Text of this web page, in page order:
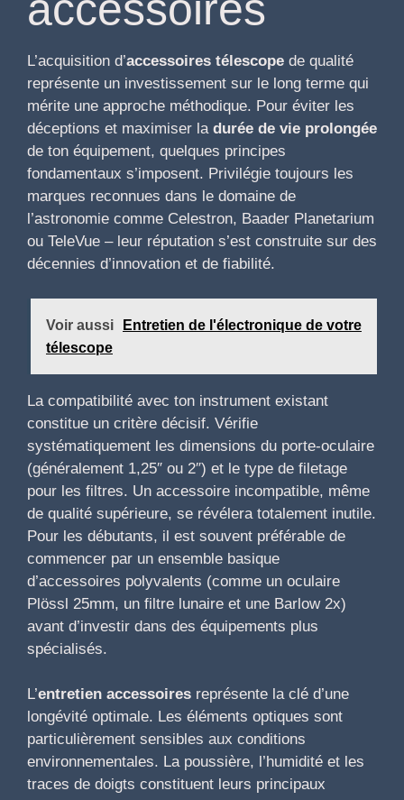
L’acquisition d’accessoires télescope de qualité
représente un investissement sur le long terme qui
mérite une approche méthodique. Pour éviter les
déceptions et maximiser la durée de vie prolongée
de ton équipement, quelques principes
fondamentaux s’imposent. Privilégie toujours les
marques reconnues dans le domaine de
l’astronomie comme Celestron, Baader Planetarium
ou TeleVue – leur réputation s’est construite sur des
décennies d’innovation et de fiabilité.
Voir aussi
Entretien de l'électronique de votre
télescope
La compatibilité avec ton instrument existant
constitue un critère décisif. Vérifie
systématiquement les dimensions du porte-oculaire
(généralement 1,25″ ou 2″) et le type de filetage
pour les filtres. Un accessoire incompatible, même
de qualité supérieure, se révélera totalement inutile.
Pour les débutants, il est souvent préférable de
commencer par un ensemble basique
d’accessoires polyvalents (comme un oculaire
Plössl 25mm, un filtre lunaire et une Barlow 2x)
avant d’investir dans des équipements plus
spécialisés.
L’entretien accessoires représente la clé d’une
longévité optimale. Les éléments optiques sont
particulièrement sensibles aux conditions
environnementales. La poussière, l’humidité et les
traces de doigts constituent leurs principaux